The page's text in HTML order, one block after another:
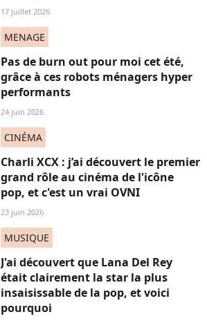
17 juillet 2026
MENAGE
Pas de burn out pour moi cet été,
grâce à ces robots ménagers hyper
performants
24 juin 2026
CINÉMA
Charli XCX : j’ai découvert le premier
grand rôle au cinéma de l'icône
pop, et c'est un vrai OVNI
23 juin 2026
MUSIQUE
J'ai découvert que Lana Del Rey
était clairement la star la plus
insaisissable de la pop, et voici
pourquoi